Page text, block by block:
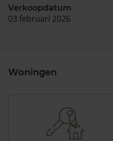
Verkoopdatum
03 februari 2026
Woningen